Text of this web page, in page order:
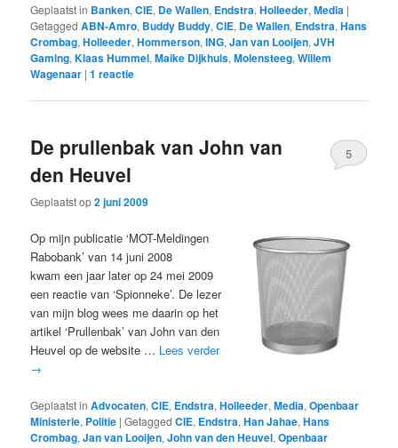
Geplaatst in Banken,CIE, De Wallen, Endstra,Holleeder,Media |
Getagged ABN-Amro, Buddy Buddy,CIE, De Wallen, Endstra,Hans
Crombag,Holleeder,Hommerson,ING,Jan van Looijen,JVH
Gaming,Klaas Hummel,Maike Dijkhuis,Molensteeg,Willem
Wagenaar |1 reactie
De prullenbak van John van
den Heuvel
Geplaatst op2 juni 2009
5
Op mijn publicatie ‘MOT-Meldingen
Rabobank’ van 14 juni 2008
kwam een jaar later op 24 mei 2009
een reactie van ‘Spionneke’. De lezer
van mijn blog wees me daarin op het
artikel ‘Prullenbak’ van John van den
Heuvel op de website … Lees verder
→
Geplaatst in Advocaten,CIE, Endstra,Holleeder,Media,Openbaar
Ministerie, Politie |Getagged CIE, Endstra,Han Jahae,Hans
Crombag,Jan van Looijen,John van den Heuvel,Openbaar